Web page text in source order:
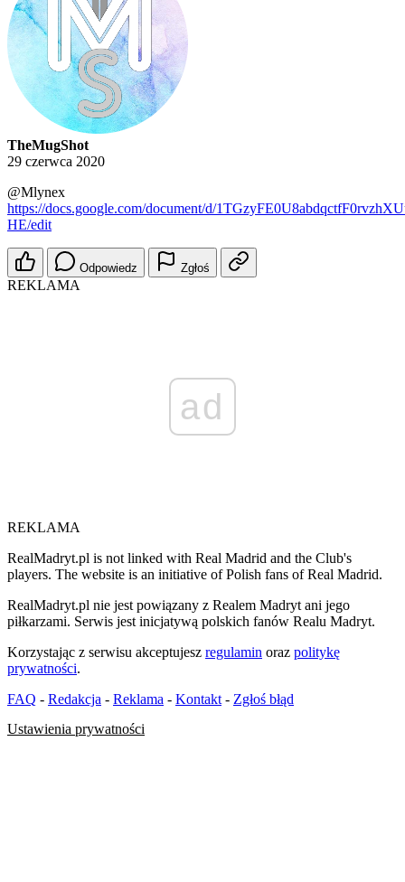
TheMugShot
29 czerwca 2020
@Mlynex
https://docs.google.com/document/d/
HE/edit
Odpowiedz Zgłoś
REKLAMA
ad
REKLAMA
RealMadryt.pl is not linked with Real Madrid and the Club's
players. The website is an initiative of Polish fans of Real Madrid.
RealMadryt.pl nie jest powiązany z Realem Madryt ani jego
piłkarzami. Serwis jest inicjatywą polskich fanów Realu Madryt.
Korzystając z serwisu akceptujesz regulamin oraz politykę
prywatności.
FAQ - Redakcja - Reklama - Kontakt - Zgłoś błąd
Ustawienia prywatności